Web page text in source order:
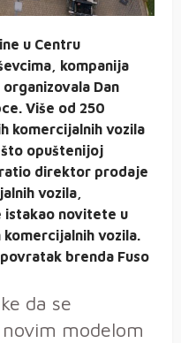
u Centru
kompanija
Dan
Više od 250
komercijalnih vozila
opuštenijoj
direktor prodaje
vozila,
istakao novitete u
vozila.
brenda Fuso
da se
modelom